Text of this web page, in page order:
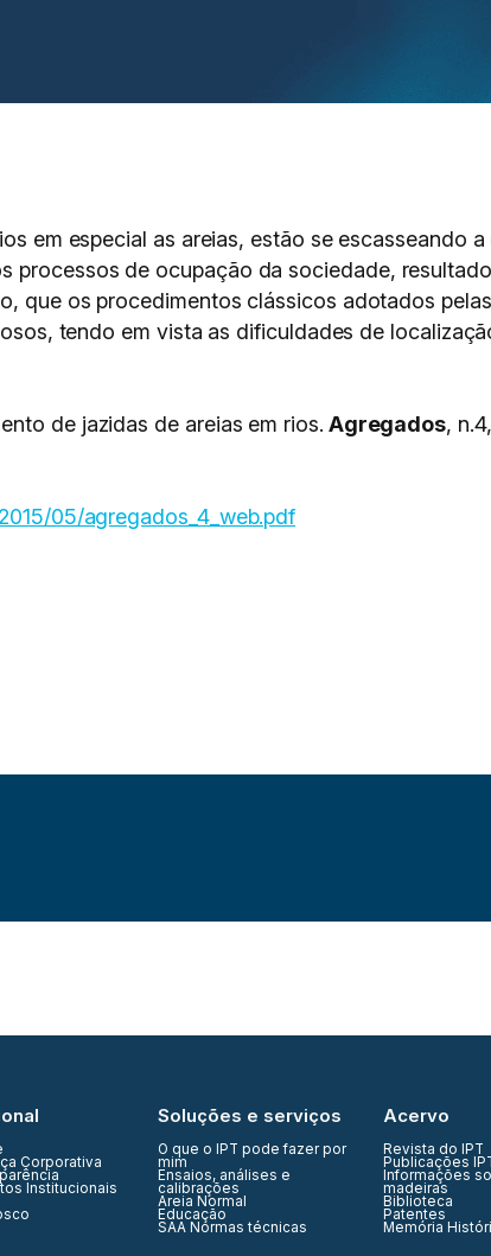
em especial as areias, estão se escasseando
processos de ocupação da sociedade,
que os procedimentos clássicos adotados
tendo em vista as dificuldades de
de jazidas de areias em rios. Agregados,
05/agregados_4_web.pdf
Corporativa
Institucionais
Soluções e serviços
O que o IPT pode fazer por
mim
Ensaios, análises e
calibrações
Areia Normal
Educação
SAA Normas técnicas
Acervo
Revista do IPT
Publicações
Informações
madeiras
Biblioteca
Patentes
Memória